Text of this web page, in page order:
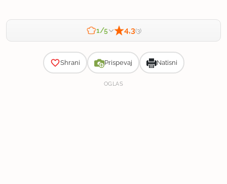
1/5 4,3(3)
Shrani Prispevaj Natisni
OGLAS